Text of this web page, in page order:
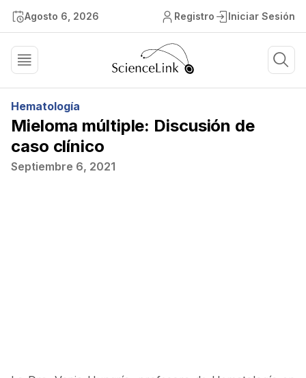
Agosto 6, 2026 Registro Iniciar Sesión
Hematología
Mieloma múltiple: Discusión de
caso clínico
Septiembre 6, 2021